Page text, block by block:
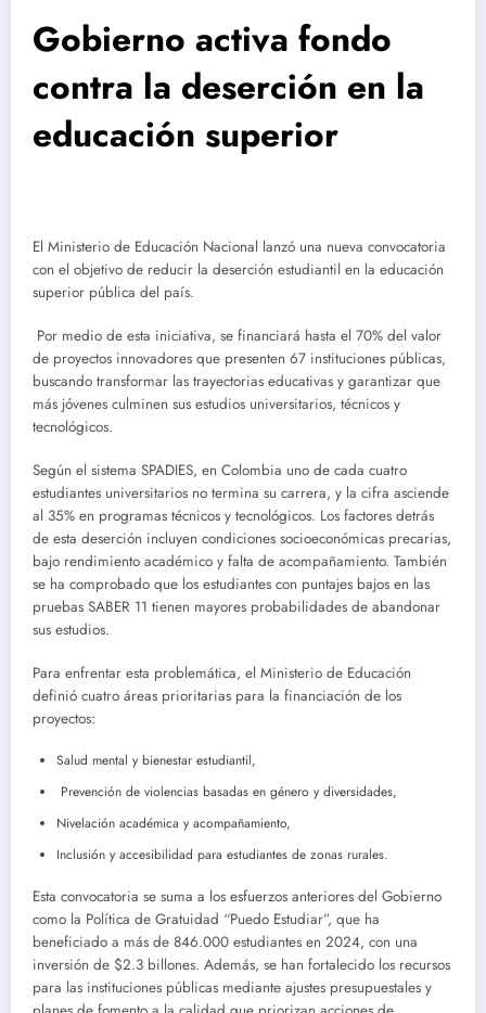
Gobierno activa fondo
contra la deserción en la
educación superior
El Ministerio de Educación Nacional lanzó una nueva convocatoria
con el objetivo de reducir la deserción estudiantil en la educación
superior pública del país.
Por medio de esta iniciativa, se financiará hasta el 70% del valor
de proyectos innovadores que presenten 67 instituciones públicas,
buscando transformar las trayectorias educativas y garantizar que
más jóvenes culminen sus estudios universitarios, técnicos y
tecnológicos.
Según el sistema SPADIES, en Colombia uno de cada cuatro
estudiantes universitarios no termina su carrera, y la cifra asciende
al 35% en programas técnicos y tecnológicos. Los factores detrás
de esta deserción incluyen condiciones socioeconómicas precarias,
bajo rendimiento académico y falta de acompañamiento. También
se ha comprobado que los estudiantes con puntajes bajos en las
pruebas SABER 11 tienen mayores probabilidades de abandonar
sus estudios.
Para enfrentar esta problemática, el Ministerio de Educación
definió cuatro áreas prioritarias para la financiación de los
proyectos:
Salud mental y bienestar estudiantil,
Prevención de violencias basadas en género y diversidades,
Nivelación académica y acompañamiento,
Inclusión y accesibilidad para estudiantes de zonas rurales.
Esta convocatoria se suma a los esfuerzos anteriores del Gobierno
como la Política de Gratuidad “Puedo Estudiar”, que ha
beneficiado a más de 846.000 estudiantes en 2024, con una
inversión de $2.3 billones. Además, se han fortalecido los recursos
para las instituciones públicas mediante ajustes presupuestales y